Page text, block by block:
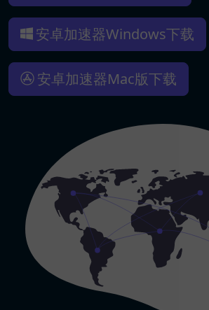
安卓加速器Windows下载
安卓加速器Mac版下载